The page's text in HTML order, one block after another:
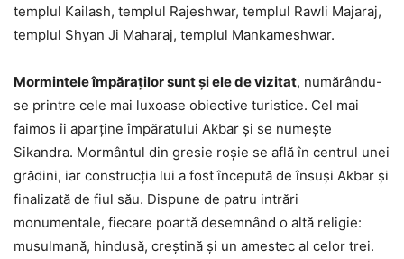
templul Kailash, templul Rajeshwar, templul Rawli Majaraj,
templul Shyan Ji Maharaj, templul Mankameshwar.
Mormintele împăraților sunt și ele de vizitat, numărându-
se printre cele mai luxoase obiective turistice. Cel mai
faimos îi aparține împăratului Akbar și se numește
Sikandra. Mormântul din gresie roșie se află în centrul unei
grădini, iar construcția lui a fost începută de însuși Akbar și
finalizată de fiul său. Dispune de patru intrări
monumentale, fiecare poartă desemnând o altă religie:
musulmană, hindusă, creștină și un amestec al celor trei.